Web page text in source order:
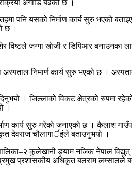
अगाडि बढेको छ ।
पनि यसको निर्माण कार्य सुरु भएको
छ ।
विष्टले जग्गा खोजी र डिपिआर बनाउनका
निमार्ण कार्य सुरु भएको छ ।
। जिल्लाको विकट क्षेत्रको रुपमा
।
कार्य सुरु गरेको जनाएको छ । कैलाश
देवराज चौलागार्इंले बताउनुभयो ।
कुलेखानी ड्याम नजिक नेपाल
प्रमुख प्रशासकीय अधिकृत बलराम लम्सालले